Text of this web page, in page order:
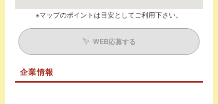
※マップのポイントは目安としてご利用下さい。
WEB応募する
企業情報